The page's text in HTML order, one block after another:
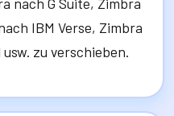
IBM Verse, Zimbra
zu verschieben.